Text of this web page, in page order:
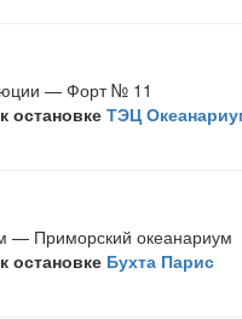
— Форт № 11
остановке ТЭЦ
— Приморский океанариум
остановке Бухта Парис